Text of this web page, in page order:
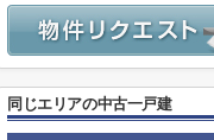
同じエリアの中古一戸建